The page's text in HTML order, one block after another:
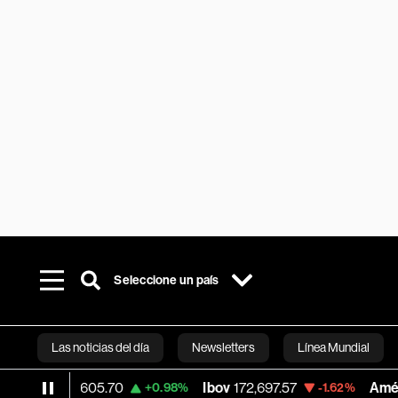
Seleccione un país
Las noticias del día Newsletters Línea Mundial
Bloomberg
26,605.70 +0.98% Ibov 172,697.57 -1.62% América